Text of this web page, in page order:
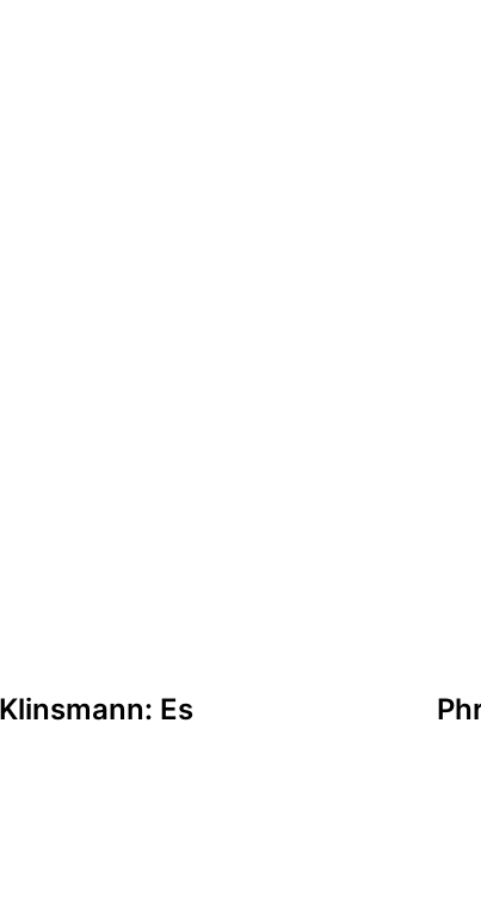
Es